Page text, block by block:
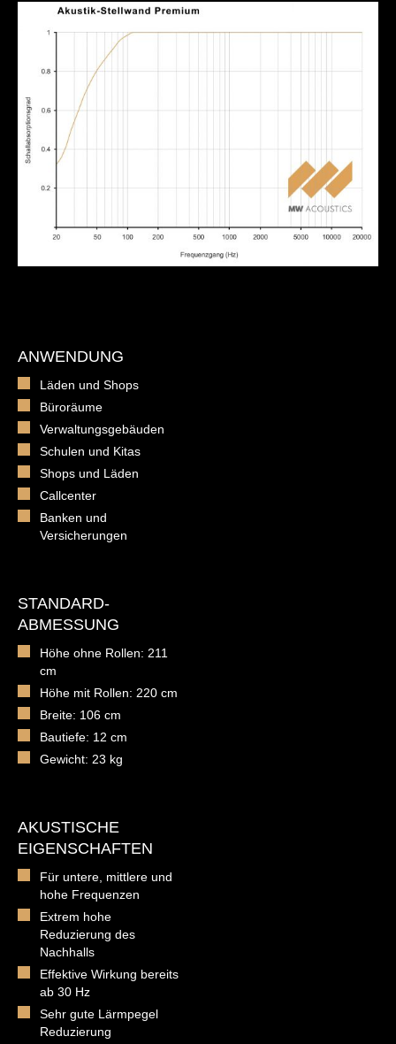
ANWENDUNG
Läden und Shops
Büroräume
Verwaltungsgebäuden
Schulen und Kitas
Shops und Läden
Callcenter
Banken und
Versicherungen
STANDARD-
ABMESSUNG
Höhe ohne Rollen: 211
cm
Höhe mit Rollen: 220 cm
Breite: 106 cm
Bautiefe: 12 cm
Gewicht: 23 kg
AKUSTISCHE
EIGENSCHAFTEN
Für untere, mittlere und
hohe Frequenzen
Extrem hohe
Reduzierung des
Nachhalls
Effektive Wirkung bereits
ab 30 Hz
Sehr gute Lärmpegel
Reduzierung